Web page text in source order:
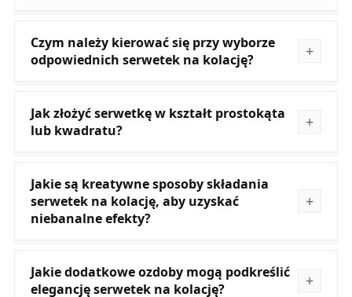
Czym należy kierować się przy wyborze
odpowiednich serwetek na kolację?
Jak złożyć serwetkę w kształt prostokąta
lub kwadratu?
Jakie są kreatywne sposoby składania
serwetek na kolację, aby uzyskać
niebanalne efekty?
Jakie dodatkowe ozdoby mogą podkreślić
elegancję serwetek na kolację?